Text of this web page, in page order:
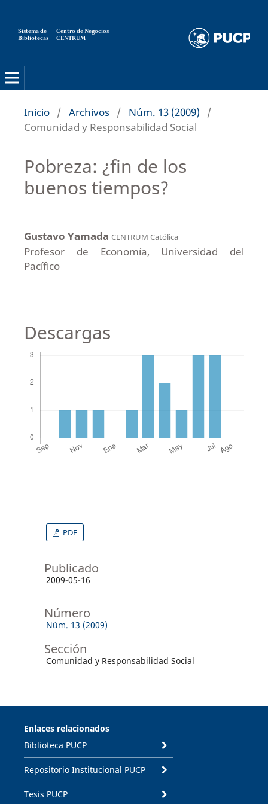
Sistema de
Bibliotecas
Centro de Negocios
CENTRUM
Inicio / Archivos / Núm. 13 (2009)
/
Comunidad y Responsabilidad Social
Pobreza: ¿fin de los
buenos tiempos?
Gustavo Yamada CENTRUM Católica
Profesor de Economía, Universidad del
Pacífico
Descargas
PDF
Publicado
2009-05-16
Número
Núm. 13 (2009)
Sección
Comunidad y Responsabilidad Social
Enlaces relacionados
Biblioteca PUCP
Repositorio Institucional PUCP
Tesis PUCP